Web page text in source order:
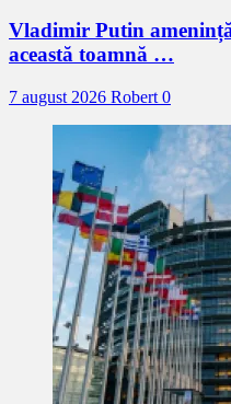
Vladimir Putin
această toamnă …
7 august 2026 Robert 0